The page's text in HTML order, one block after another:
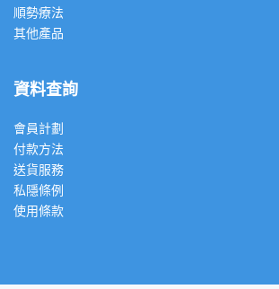
順勢療法
其他產品
資料查詢
會員計劃
付款方法
送貨服務
私隱條例
使用條款